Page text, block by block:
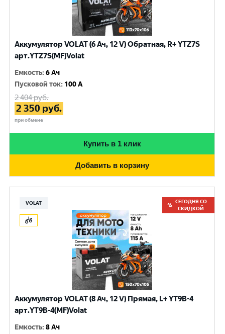
Аккумулятор VOLAT (6 Ач, 12 V) Обратная, R+ YTZ7S
арт.YTZ7S(MF)Volat
Емкость:6 Ач
Пусковой ток: 100 A
2 404руб.
2 350 руб.
при обмене
Купить в 1 клик
Добавить в корзину
VOLAT
СЕГОДНЯ СО
СКИДКОЙ
Аккумулятор VOLAT (8 Ач, 12 V) Прямая, L+ YT9B-4
арт.YT9B-4(MF)Volat
Емкость:8 Ач